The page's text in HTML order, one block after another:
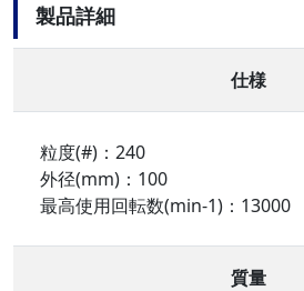
製品詳細
仕様
粒度(#)：240
外径(mm)：100
最高使用回転数(min-1)：13000
質量